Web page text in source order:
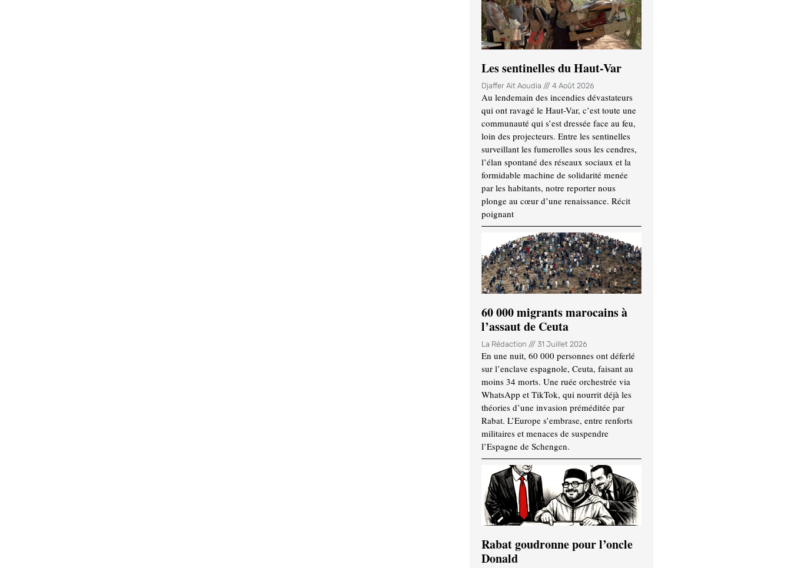
Les sentinelles du Haut-Var
Djaffer Ait Aoudia 4 Août 2026
Au lendemain des incendies dévastateurs
qui ont ravagé le Haut-Var, c’est toute une
communauté qui s’est dressée face au feu,
loin des projecteurs. Entre les sentinelles
surveillant les fumerolles sous les cendres,
l’élan spontané des réseaux sociaux et la
formidable machine de solidarité menée
par les habitants, notre reporter nous
plonge au cœur d’une renaissance. Récit
poignant
60 000 migrants marocains à
l’assaut de Ceuta
La Rédaction 31 Juillet 2026
En une nuit, 60 000 personnes ont déferlé
sur l’enclave espagnole, Ceuta, faisant au
moins 34 morts. Une ruée orchestrée via
WhatsApp et TikTok, qui nourrit déjà les
théories d’une invasion préméditée par
Rabat. L’Europe s’embrase, entre renforts
militaires et menaces de suspendre
l’Espagne de Schengen.
Rabat goudronne pour l’oncle
Donald